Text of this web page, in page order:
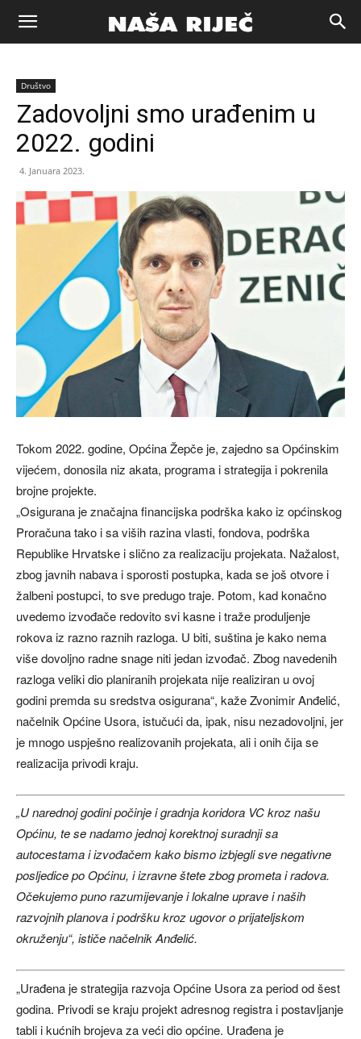
Naša
riječ
Društvo
Zadovoljni smo urađenim u
2022. godini
4. Januara 2023.
Tokom 2022. godine, Općina Žepče je, zajedno sa Općinskim
vijećem, donosila niz akata, programa i strategija i pokrenila
brojne projekte.
„Osigurana je značajna financijska podrška kako iz općinskog
Proračuna tako i sa viših razina vlasti, fondova, podrška
Republike Hrvatske i slično za realizaciju projekata. Nažalost,
zbog javnih nabava i sporosti postupka, kada se još otvore i
žalbeni postupci, to sve predugo traje. Potom, kad konačno
uvedemo izvođače redovito svi kasne i traže produljenje
rokova iz razno raznih razloga. U biti, suština je kako nema
više dovoljno radne snage niti jedan izvođač. Zbog navedenih
razloga veliki dio planiranih projekata nije realiziran u ovoj
godini premda su sredstva osigurana“, kaže Zvonimir Anđelić,
načelnik Općine Usora, istučući da, ipak, nisu nezadovoljni, jer
je mnogo uspješno realizovanih projekata, ali i onih čija se
realizacija privodi kraju.
„U narednoj godini počinje i gradnja koridora VC kroz našu
Općinu, te se nadamo jednoj korektnoj suradnji sa
autocestama i izvođačem kako bismo izbjegli sve negativne
posljedice po Općinu, i izravne štete zbog prometa i radova.
Očekujemo puno razumijevanje i lokalne uprave i naših
razvojnih planova i podršku kroz ugovor o prijateljskom
okruženju“, ističe načelnik Anđelić.
„Urađena je strategija razvoja Općine Usora za period od šest
godina. Privodi se kraju projekt adresnog registra i postavljanje
tabli i kućnih brojeva za veći dio općine. Urađena je